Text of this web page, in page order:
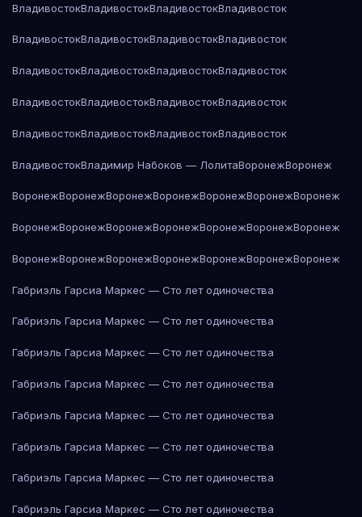
ВладивостокВладивостокВладивостокВладивосток
ВладивостокВладивостокВладивостокВладивосток
ВладивостокВладивостокВладивостокВладивосток
ВладивостокВладивостокВладивостокВладивосток
ВладивостокВладивостокВладивостокВладивосток
ВладивостокВладимир Набоков — ЛолитаВоронежВоронеж
ВоронежВоронежВоронежВоронежВоронежВоронежВоронеж
ВоронежВоронежВоронежВоронежВоронежВоронежВоронеж
ВоронежВоронежВоронежВоронежВоронежВоронежВоронеж
Габриэль Гарсиа Маркес — Сто лет одиночества
Габриэль Гарсиа Маркес — Сто лет одиночества
Габриэль Гарсиа Маркес — Сто лет одиночества
Габриэль Гарсиа Маркес — Сто лет одиночества
Габриэль Гарсиа Маркес — Сто лет одиночества
Габриэль Гарсиа Маркес — Сто лет одиночества
Габриэль Гарсиа Маркес — Сто лет одиночества
Габриэль Гарсиа Маркес — Сто лет одиночества